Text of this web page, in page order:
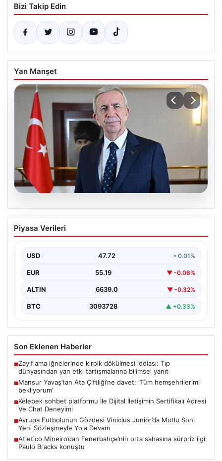
Bizi Takip Edin
Yan Manşet
08.08.2026
Mansur Yavaş’tan Ata Çiftliği’ne davet:
‘Tüm hemşehrilerimi bekliyorum’
Ankaralılara Doğa ve Üretimle Buluşma Çağrısı",
"content":…
Piyasa Verileri
USD 47.72 • 0.01%
EUR 55.19 ▼ -0.06%
ALTIN 6639.0 ▼ -0.32%
BTC 3093728 ▲ +0.33%
Son Eklenen Haberler
■Zayıflama iğnelerinde kirpik dökülmesi iddiası: Tıp
dünyasından yan etki tartışmalarına bilimsel yanıt
■Mansur Yavaş’tan Ata Çiftliği’ne davet: ‘Tüm hemşehrilerimi
bekliyorum’
■Kelebek sohbet platformu İle Dijital İletişimin Sertifikalı Adresi
Ve Chat Deneyimi
■Avrupa Futbolunun Gözdesi Vinicius Junior’da Mutlu Son:
Yeni Sözleşmeyle Yola Devam
■Atletico Mineiro’dan Fenerbahçe’nin orta sahasına sürpriz ilgi:
Paulo Bracks konuştu